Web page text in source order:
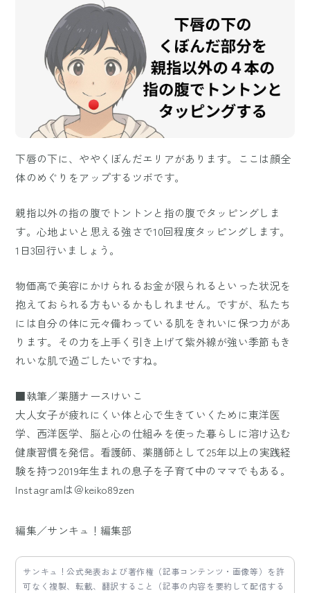
下唇の下に、ややくぼんだエリアがあります。ここは顔全
体のめぐりをアップするツボです。
親指以外の指の腹でトントンと指の腹でタッピングしま
す。心地よいと思える強さで10回程度タッピングします。
1日3回行いましょう。
物価高で美容にかけられるお金が限られるといった状況を
抱えておられる方もいるかもしれません。ですが、私たち
には自分の体に元々備わっている肌をきれいに保つ力があ
ります。その力を上手く引き上げて紫外線が強い季節もき
れいな肌で過ごしたいですね。
■執筆／薬膳ナースけいこ
大人女子が疲れにくい体と心で生きていくために東洋医
学、西洋医学、脳と心の仕組みを使った暮らしに溶け込む
健康習慣を発信。看護師、薬膳師として25年以上の実践経
験を持つ2019年生まれの息子を子育て中のママでもある。
Instagramは＠keiko89zen
編集／サンキュ！編集部
サンキュ！公式発表および著作権（記事コンテンツ・画像等）を許
可なく複製、転載、翻訳すること（記事の内容を要約して配信する